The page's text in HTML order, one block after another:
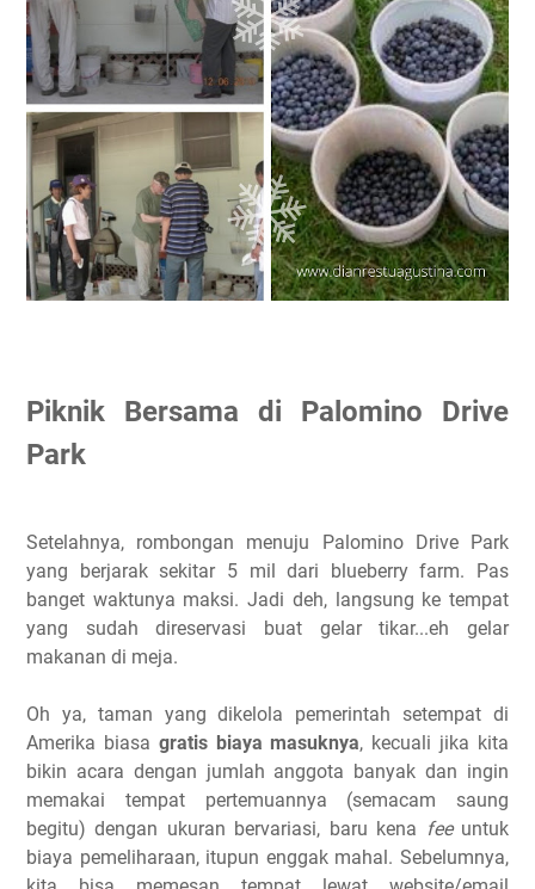
Piknik Bersama di Palomino Drive
Park
Setelahnya, rombongan menuju Palomino Drive Park
yang berjarak sekitar 5 mil dari blueberry farm. Pas
banget waktunya maksi. Jadi deh, langsung ke tempat
yang sudah direservasi buat gelar tikar...eh gelar
makanan di meja.
Oh ya, taman yang dikelola pemerintah setempat di
Amerika biasa gratis biaya masuknya, kecuali jika kita
bikin acara dengan jumlah anggota banyak dan ingin
memakai tempat pertemuannya (semacam saung
begitu) dengan ukuran bervariasi, baru kena feeuntuk
biaya pemeliharaan, itupun enggak mahal. Sebelumnya,